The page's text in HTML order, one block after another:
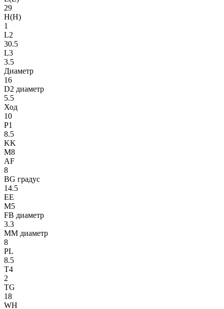
29
H(H)
1
L2
30.5
L3
3.5
Диаметр
16
D2 диаметр
5.5
Ход
10
P1
8.5
KK
M8
AF
8
BG градус
14.5
EE
M5
FB диаметр
3.3
MM диаметр
8
PL
8.5
T4
2
TG
18
WH